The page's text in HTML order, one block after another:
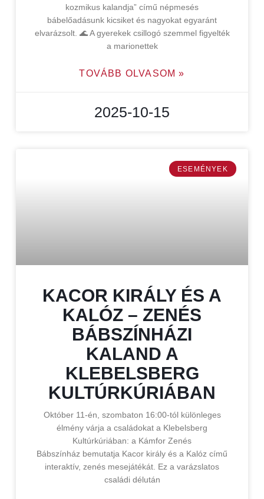
kozmikus kalandja” című népmesés
bábelőadásunk kicsiket és nagyokat egyaránt
elvarázsolt. 🌊 A gyerekek csillogó szemmel figyelték
a marionettek
TOVÁBB OLVASOM »
2025-10-15
ESEMÉNYEK
KACOR KIRÁLY ÉS A
KALÓZ – ZENÉS
BÁBSZÍNHÁZI
KALAND A
KLEBELSBERG
KULTÚRKÚRIÁBAN
Október 11-én, szombaton 16:00-tól különleges
élmény várja a családokat a Klebelsberg
Kultúrkúriában: a Kámfor Zenés
Bábszínház bemutatja Kacor király és a Kalóz című
interaktív, zenés mesejátékát. Ez a varázslatos
családi délután